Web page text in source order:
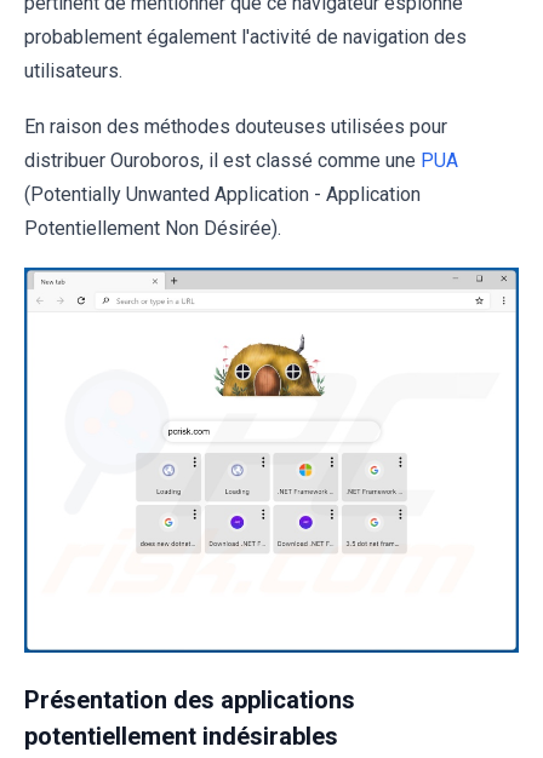
probablement également l'activité de navigation des
utilisateurs.
En raison des méthodes douteuses utilisées pour
distribuer Ouroboros, il est classé comme une PUA
(Potentially Unwanted Application - Application
Potentiellement Non Désirée).
Présentation des applications
potentiellement indésirables